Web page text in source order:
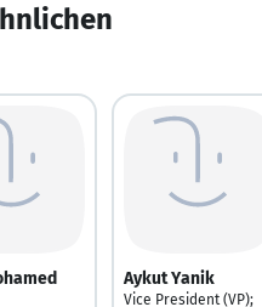
Aykut Yanik
Vice President (VP);